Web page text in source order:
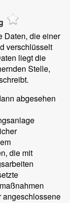
Daten, die einer
verschlüsselt
liegt die
Stelle,
abgesehen
die mit
angeschlossene